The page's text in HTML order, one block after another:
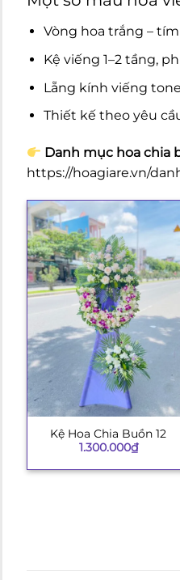
Vòng hoa trắng –
Kệ viếng 1–2 tầng,
Lẵng kính viếng
Thiết kế theo yêu
Danh mục hoa chia
https://hoagiare.vn/
+Kệ Hoa Chia Buồn 12
1.300.000₫